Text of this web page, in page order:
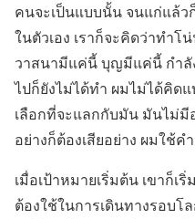
คนจะเป็นแบบนั้น จนแก่แล้ว
ในตัวเอง เราก็จะคิดว่าทำโ
วาสนามีแค่นี้ บุญมีแค่นี้ กำลั
ไปก็ยังไม่ได้ทำ ผมไม่ได้คิด
เลือกที่จะแลกกับมัน มันไม่มี
อย่างก็ต้องเสียอย่าง ผมใช้ค
เมื่อเป้าหมายเริ่มต้น เขาก็เ
ต้องใช้ในการเดินทางรอบโ